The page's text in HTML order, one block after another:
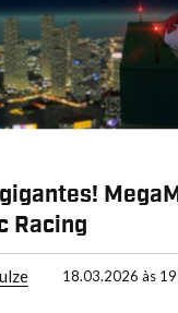
Racing
18.03.2026 às